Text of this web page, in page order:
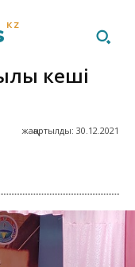
KZ
кеші
жаңартылды: 30.12.2021